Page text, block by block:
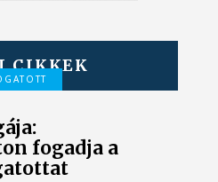
CIKKEK
fogadja a